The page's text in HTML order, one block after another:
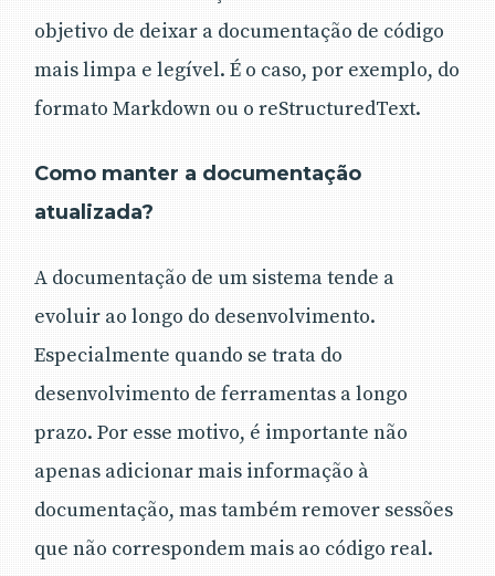
objetivo de deixar a documentação de código
mais limpa e legível. É o caso, por exemplo, do
formato Markdown ou o reStructuredText.
Como manter a documentação
atualizada?
A documentação de um sistema tende a
evoluir ao longo do desenvolvimento.
Especialmente quando se trata do
desenvolvimento de ferramentas a longo
prazo. Por esse motivo, é importante não
apenas adicionar mais informação à
documentação, mas também remover sessões
que não correspondem mais ao código real.